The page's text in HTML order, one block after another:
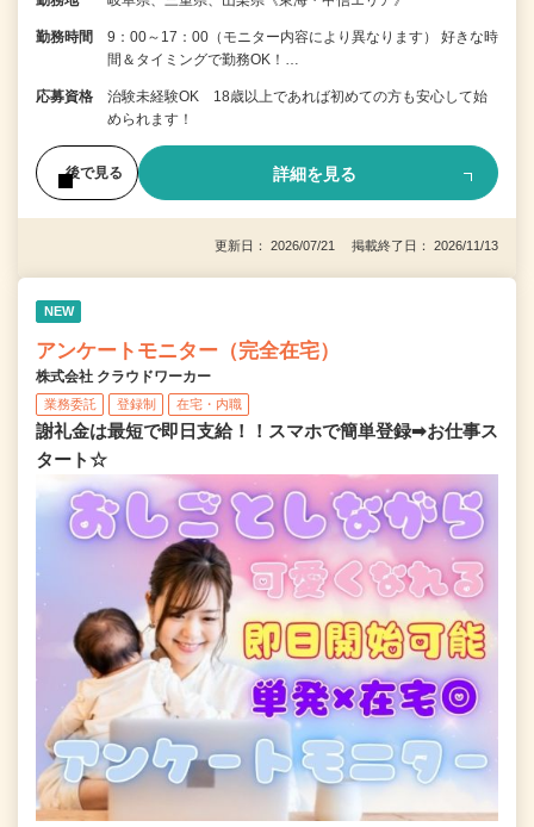
勤務時間
9：00～17：00（モニター内容により異なります） 好きな時
間＆タイミングで勤務OK！…
応募資格
治験未経験OK 18歳以上であれば初めての方も安心して始
められます！
後で見る 詳細を見る
更新日： 2026/07/21 掲載終了日： 2026/11/13
NEW
アンケートモニター（完全在宅）
株式会社 クラウドワーカー
業務委託 登録制 在宅・内職
謝礼金は最短で即日支給！！スマホで簡単登録➡お仕事ス
タート☆